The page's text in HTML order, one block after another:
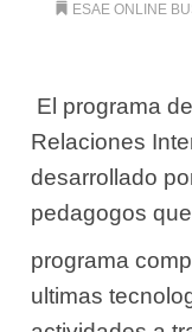
ESAE ONLINE
 El programa
Relaciones
desarrollado
pedagogos
programa
ultimas